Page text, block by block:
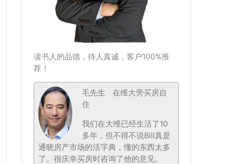
读书人的品德，待人真诚，客户100%推
荐！
毛先生
在维大旁买房自
住
我们在大维已经生活了10
多年，但不得不说Bill真是
通晓房产市场的活字典，懂的东西太多
了。很庆幸买房时咨询了他的意见。